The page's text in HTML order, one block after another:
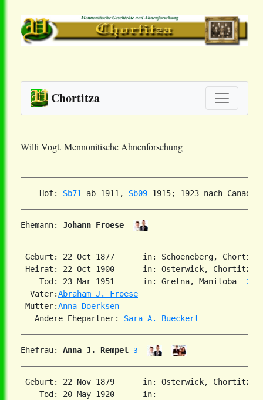
Chortitza
Willi Vogt. Mennonitische Ahnenforschung
    Hof:
Sb71 ab 1911, Sb09 1915; 1923 nach Canada
Ehemann: Johann Froese
Geburt: 22 Oct 1877      in: Schoeneberg,
Heirat: 22 Oct 1900      in: Osterwick,
    Tod: 23 Mar 1951      in: Gretna, Manitoba
2
  Vater:
Abraham J. Froese
Mutter:Anna Doerksen
   Andere Ehepartner:
Sara A. Bueckert
Ehefrau: Anna J. Rempel 3
Geburt: 22 Nov 1879      in: Osterwick, Chortitza,
    Tod: 20 May 1920      in: